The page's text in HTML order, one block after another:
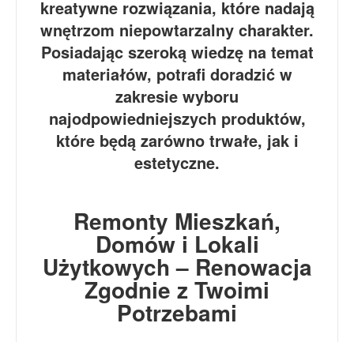
kreatywne rozwiązania, które nadają
wnętrzom niepowtarzalny charakter.
Posiadając szeroką wiedzę na temat
materiałów, potrafi doradzić w
zakresie wyboru
najodpowiedniejszych produktów,
które będą zarówno trwałe, jak i
estetyczne.
Remonty Mieszkań,
Domów i Lokali
Użytkowych – Renowacja
Zgodnie z Twoimi
Potrzebami